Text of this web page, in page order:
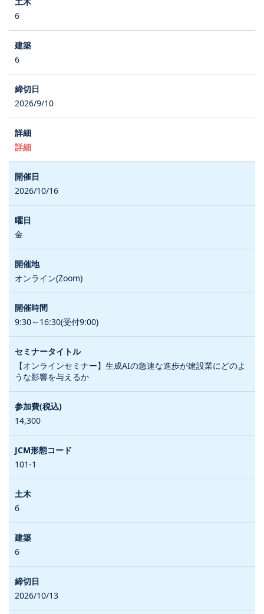
6
6
2026/9/10
詳細
2026/10/16
金
オンライン(Zoom)
9:30～16:30(受付9:00)
【オンラインセミナー】生成AIの急速な進歩が建設業にどのよ
うな影響を与えるか
14,300
101-1
6
6
2026/10/13